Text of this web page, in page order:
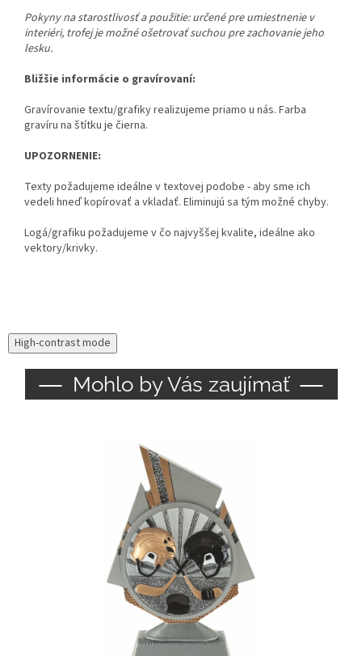
Pokyny na starostlivosť a použitie: určené pre umiestnenie v
interiéri, trofej je možné ošetrovať suchou pre zachovanie jeho
lesku.
Bližšie informácie o gravírovaní:
Gravírovanie textu/grafiky realizujeme priamo u nás. Farba
gravíru na štítku je čierna.
UPOZORNENIE:
Texty požadujeme ideálne v textovej podobe - aby sme ich
vedeli hneď kopírovať a vkladať. Eliminujú sa tým možné chyby.
Logá/grafiku požadujeme v čo najvyššej kvalite, ideálne ako
vektory/krivky.
High-contrast mode
Mohlo by Vás zaujímať